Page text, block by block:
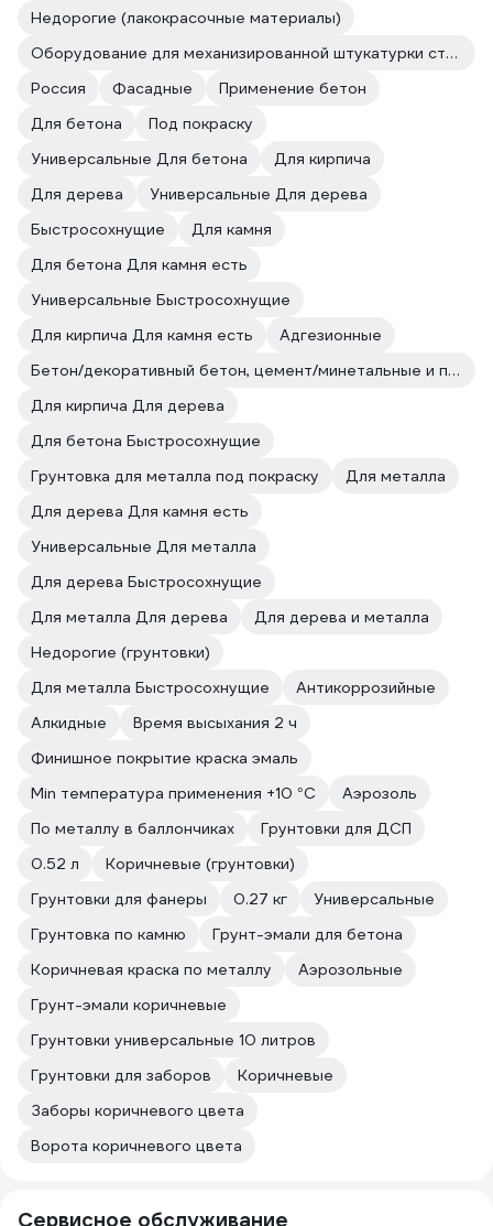
Недорогие (лакокрасочные материалы)
Оборудование для механизированной штукатурки стен
Россия
Фасадные
Применение бетон
Для бетона
Под покраску
Универсальные Для бетона
Для кирпича
Для дерева
Универсальные Для дерева
Быстросохнущие
Для камня
Для бетона Для камня есть
Универсальные Быстросохнущие
Для кирпича Для камня есть
Адгезионные
Бетон/декоративный бетон, цемент/минетальные и полимерные декоративные штукатурки/прочие впитывающие поверхности
Для кирпича Для дерева
Для бетона Быстросохнущие
Грунтовка для металла под покраску
Для металла
Для дерева Для камня есть
Универсальные Для металла
Для дерева Быстросохнущие
Для металла Для дерева
Для дерева и металла
Недорогие (грунтовки)
Для металла Быстросохнущие
Антикоррозийные
Алкидные
Время высыхания 2 ч
Финишное покрытие краска эмаль
Min температура применения +10 °С
Аэрозоль
По металлу в баллончиках
Грунтовки для ДСП
0.52 л
Коричневые (грунтовки)
Грунтовки для фанеры
0.27 кг
Универсальные
Грунтовка по камню
Грунт-эмали для бетона
Коричневая краска по металлу
Аэрозольные
Грунт-эмали коричневые
Грунтовки универсальные 10 литров
Грунтовки для заборов
Коричневые
Заборы коричневого цвета
Ворота коричневого цвета
Сервисное обслуживание